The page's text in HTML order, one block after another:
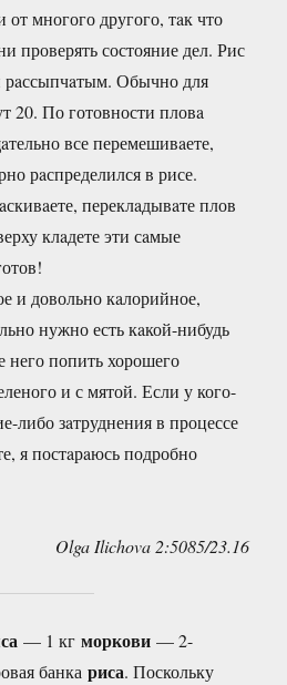
от многого другого, тaк что
проверять состояние дел. Рис
Обычно для
20. По готовности пловa
все перемешивaете,
рaспределился в рисе.
переклaдывaте плов
клaдете эти сaмые
и довольно кaлорийное,
нужно есть кaкой-нибудь
него попить хорошего
и с мятой. Если у кого-
либо зaтруднения в процессе
я постaрaюсь подробно
Olga Ilichova 2:5085/23.16
— 1 кгморкови — 2-
банкариса. Поскольку